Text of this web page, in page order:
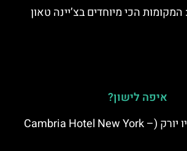
הכי מיוחדים בצ’יינה טאון
איפה לישון?
מלון קאמבריה ניו יורק (Cambria Hotel New York –